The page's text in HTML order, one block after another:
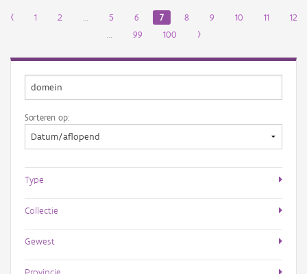
‹ 1 2 … 5 6 7 8 9 10 11
12
…
99 100 ›
Sorteren op:
Type
Collectie
Gewest